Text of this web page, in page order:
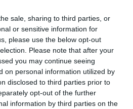
sale, sharing to third parties, or
or sensitive information for
please use the below opt-out
Please note that after your
you may continue seeing
on personal information utilized by
disclosed to third parties prior to
opt-out of the further
information by third parties on the